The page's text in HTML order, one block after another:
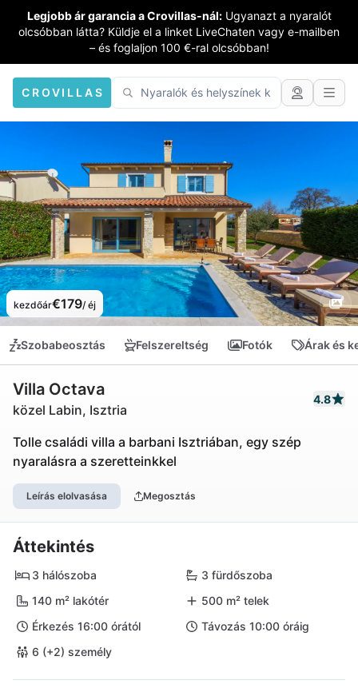
Legjobb ár garancia a Crovillas-nál: Ugyanazt a nyaralót
olcsóbban látta? Küldje el a linket LiveChaten vagy e-mailben
– és foglaljon 100 €-ral olcsóbban!
CROVILLAS
kezdőár€179/ éj
Szobabeosztás Felszereltség Fotók Árak és
Villa Octava
közel Labin, Isztria
4.8
Tolle családi villa a barbani Isztriában, egy szép
nyaralásra a szeretteinkkel
Leírás elolvasása Megosztás
Áttekintés
3 hálószoba
3 fürdőszoba
140 m² lakótér
500 m² telek
Érkezés 16:00 órától
Távozás 10:00 óráig
6 (+2) személy